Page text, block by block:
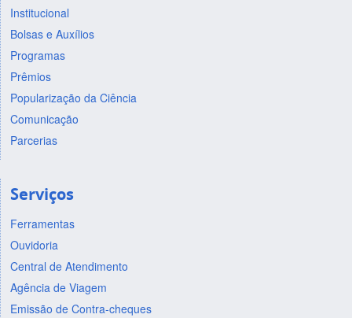
Institucional
Bolsas e Auxílios
Programas
Prêmios
Popularização da Ciência
Comunicação
Parcerias
Serviços
Ferramentas
Ouvidoria
Central de Atendimento
Agência de Viagem
Emissão de Contra-cheques